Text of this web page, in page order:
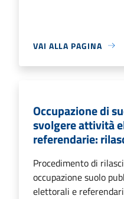
VAI ALLA PAGINA
Occupazione di
svolgere attività
referendarie:
Procedimento di
occupazione suolo
elettorali e